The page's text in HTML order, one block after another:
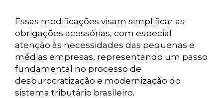
Essas modificações visam simplificar as
obrigações acessórias, com especial
atenção às necessidades das pequenas e
médias empresas, representando um passo
fundamental no processo de
desburocratização e modernização do
sistema tributário brasileiro.